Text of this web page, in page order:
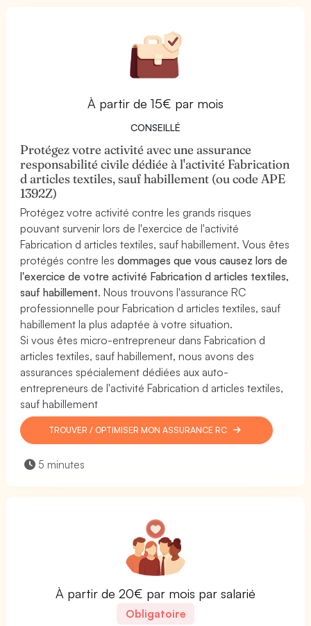
À partir de 15€ par mois
CONSEILLÉ
Protégez votre activité avec une assurance
responsabilité civile dédiée à l'activité Fabrication
d articles textiles, sauf habillement (ou code APE
1392Z)
Protégez votre activité contre les grands risques
pouvant survenir lors de l'exercice de l'activité
Fabrication d articles textiles, sauf habillement. Vous êtes
protégés contre lesdommages que vous causez lors de
l'exercice de votre activité Fabrication d articles textiles,
sauf habillement. Nous trouvons l'assurance RC
professionnelle pour Fabrication d articles textiles, sauf
habillement la plus adaptée à votre situation.
Si vous êtes micro-entrepreneur dans Fabrication d
articles textiles, sauf habillement, nous avons des
assurances spécialement dédiées aux auto-
entrepreneurs de l'activité Fabrication d articles textiles,
sauf habillement
TROUVER / OPTIMISER MON ASSURANCE RC
5 minutes
À partir de 20€ par mois par salarié
Obligatoire